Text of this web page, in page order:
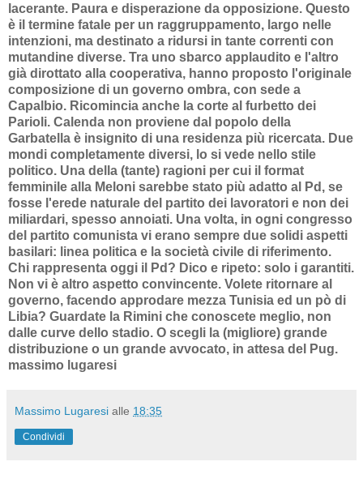
lacerante. Paura e disperazione da opposizione. Questo
è il termine fatale per un raggruppamento, largo nelle
intenzioni, ma destinato a ridursi in tante correnti con
mutandine diverse. Tra uno sbarco applaudito e l'altro
già dirottato alla cooperativa, hanno proposto l'originale
composizione di un governo ombra, con sede a
Capalbio. Ricomincia anche la corte al furbetto dei
Parioli. Calenda non proviene dal popolo della
Garbatella è insignito di una residenza più ricercata. Due
mondi completamente diversi, lo si vede nello stile
politico. Una della (tante) ragioni per cui il format
femminile alla Meloni sarebbe stato più adatto al Pd, se
fosse l'erede naturale del partito dei lavoratori e non dei
miliardari, spesso annoiati. Una volta, in ogni congresso
del partito comunista vi erano sempre due solidi aspetti
basilari: linea politica e la società civile di riferimento.
Chi rappresenta oggi il Pd? Dico e ripeto: solo i garantiti.
Non vi è altro aspetto convincente. Volete ritornare al
governo, facendo approdare mezza Tunisia ed un pò di
Libia? Guardate la Rimini che conoscete meglio, non
dalle curve dello stadio. O scegli la (migliore) grande
distribuzione o un grande avvocato, in attesa del Pug.
massimo lugaresi
Massimo Lugaresi alle 18:35
Condividi